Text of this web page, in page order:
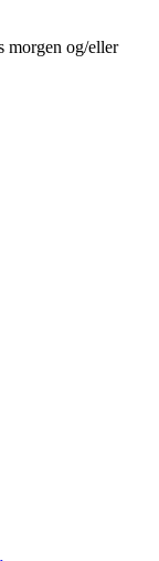
morgen og/eller